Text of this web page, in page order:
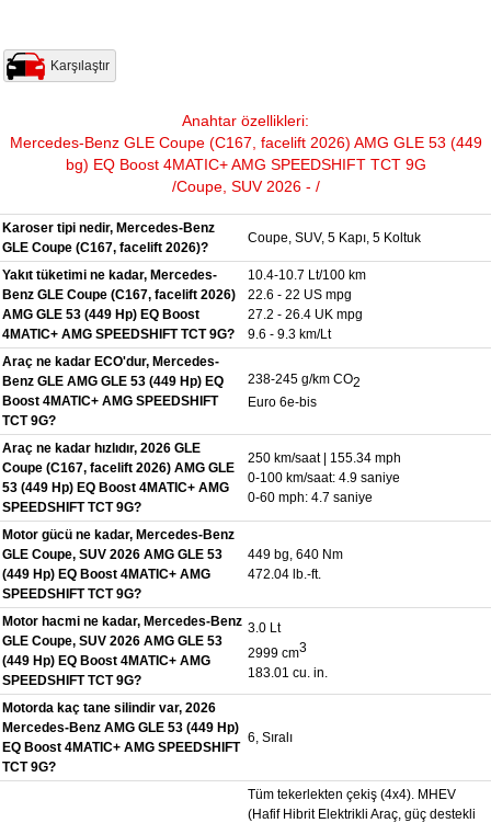
Karşılaştır
Anahtar özellikleri:
Mercedes-Benz GLE Coupe (C167, facelift 2026) AMG GLE 53 (449
bg) EQ Boost 4MATIC+ AMG SPEEDSHIFT TCT 9G
/Coupe, SUV 2026 - /
Karoser tipi nedir, Mercedes-Benz
GLE Coupe (C167, facelift 2026)?
Coupe, SUV, 5 Kapı, 5 Koltuk
Yakıt tüketimi ne kadar, Mercedes-
Benz GLE Coupe (C167, facelift 2026)
AMG GLE 53 (449 Hp) EQ Boost
4MATIC+ AMG SPEEDSHIFT TCT 9G?
10.4-10.7 Lt/100 km
22.6 - 22 US mpg
27.2 - 26.4 UK mpg
9.6 - 9.3 km/Lt
Araç ne kadar ECO'dur, Mercedes-
Benz GLE AMG GLE 53 (449 Hp) EQ
Boost 4MATIC+ AMG SPEEDSHIFT
TCT 9G?
238-245 g/km CO2
Euro 6e-bis
Araç ne kadar hızlıdır, 2026 GLE
Coupe (C167, facelift 2026) AMG GLE
53 (449 Hp) EQ Boost 4MATIC+ AMG
SPEEDSHIFT TCT 9G?
250 km/saat | 155.34 mph
0-100 km/saat: 4.9 saniye
0-60 mph: 4.7 saniye
Motor gücü ne kadar, Mercedes-Benz
GLE Coupe, SUV 2026 AMG GLE 53
(449 Hp) EQ Boost 4MATIC+ AMG
SPEEDSHIFT TCT 9G?
449 bg, 640 Nm
472.04 lb.-ft.
Motor hacmi ne kadar, Mercedes-Benz
GLE Coupe, SUV 2026 AMG GLE 53
(449 Hp) EQ Boost 4MATIC+ AMG
SPEEDSHIFT TCT 9G?
3.0 Lt
2999 cm3
183.01 cu. in.
Motorda kaç tane silindir var, 2026
Mercedes-Benz AMG GLE 53 (449 Hp)
EQ Boost 4MATIC+ AMG SPEEDSHIFT
TCT 9G?
6, Sıralı
Tüm tekerlekten çekiş (4x4). MHEV
(Hafif Hibrit Elektrikli Araç, güç destekli